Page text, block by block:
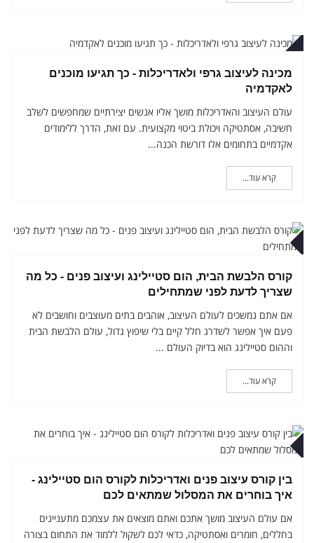
מכינה לעיצוב גרפי ולאדריכלות - כך תגיעו מוכנים
לאקדמיה
עולם העיצוב והאדריכלות מושך אליו אנשים יצירתיים שמחפשים לשלב
חשיבה, אסתטיקה ויכולת ביטוי מקצועית. עם זאת, הדרך ללימודים
אקדמיים בתחומים אלו דורשת הכנה...
קרא עוד...
קורס הלבשת הבית, הום סטיילינג ועיצוב פנים - כל מה
שצריך לדעת לפני שמתחילים
אם אתם נמשכים לעולם העיצוב, אוהבים בתים מעוצבים וחושבים לא
פעם איך אפשר לשדרג חלל קיים בלי שיפוץ גדול, עולם הלבשת הבית
וההום סטיילינג הוא בדיוק העולם ...
קרא עוד...
בין קורס עיצוב פנים ואדריכלות לקורס הום סטיילינג -
איך בוחרים את המסלול שמתאים לכם
אם עולם העיצוב מושך אתכם ואתם מוצאים את עצמכם מתעניינים
בחללים, חומרים ואסתטיקה, כדאי לכם לשקול ללמוד את התחום בצורה